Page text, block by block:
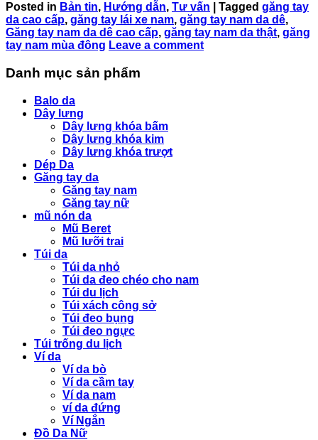
Posted in Bản tin, Hướng dẫn, Tư vấn Tagged găng tay
da cao cấp, găng tay lái xe nam, găng tay nam da dê,
Găng tay nam da dê cao cấp, găng tay nam da thật, găng
tay nam mùa đông Leave a comment
Danh mục sản phẩm
Balo da
Dây lưng
Dây lưng khóa bấm
Dây lưng khóa kim
Dây lưng khóa trượt
Dép Da
Găng tay da
Găng tay nam
Găng tay nữ
mũ nón da
Mũ Beret
Mũ lưỡi trai
Túi da
Túi da nhỏ
Túi da đeo chéo cho nam
Túi du lịch
Túi xách công sở
Túi đeo bụng
Túi đeo ngực
Túi trống du lịch
Ví da
Ví da bò
Ví da cầm tay
Ví da nam
ví da đứng
Ví Ngắn
Đồ Da Nữ